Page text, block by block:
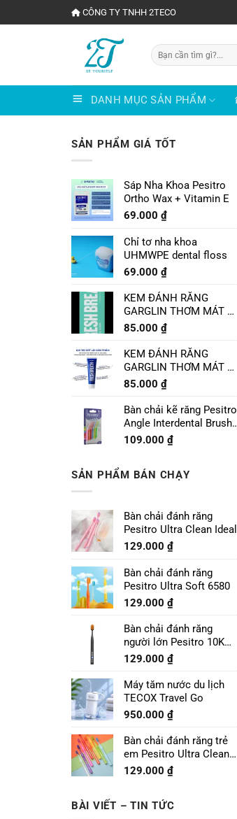
đến
CÔNG TY TNHH 2TECO
Tìm
kiếm:
DANH MỤC SẢN PHẨM
SẢN PHẨM GIÁ TỐT
Sáp Nha Khoa Pesitro
Ortho Wax + Vitamin E
69.000 ₫
Chỉ tơ nha khoa
UHMWPE dental floss
69.000 ₫
KEM ĐÁNH RĂNG
GARGLIN THƠM MÁT VỊ
CHANH LIME MINT
85.000 ₫
KEM ĐÁNH RĂNG
GARGLIN THƠM MÁT VỊ
BẠC HÀ SPEARMINT
85.000 ₫
Bàn chải kẽ răng Pesitro
Angle Interdental Brush
Size 1 - 0.7mm
109.000 ₫
SẢN PHẨM BÁN CHẠY
Bàn chải đánh răng
Pesitro Ultra Clean Ideal
129.000 ₫
Bàn chải đánh răng
Pesitro Ultra Soft 6580
129.000 ₫
Bàn chải đánh răng
người lớn Pesitro 10K
Pro
129.000 ₫
Máy tăm nước du lịch
TECOX Travel Go
950.000 ₫
Bàn chải đánh răng trẻ
em Pesitro Ultra Clean
Prime 7680
129.000 ₫
BÀI VIẾT – TIN TỨC